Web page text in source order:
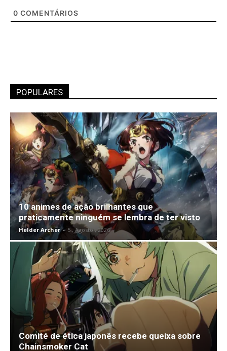
0 COMENTÁRIOS
POPULARES
10 animes de ação brilhantes que
praticamente ninguém se lembra de ter visto
Helder Archer - 5 , Agosto , 2026
Comité de ética japonês recebe queixa sobre
Chainsmoker Cat